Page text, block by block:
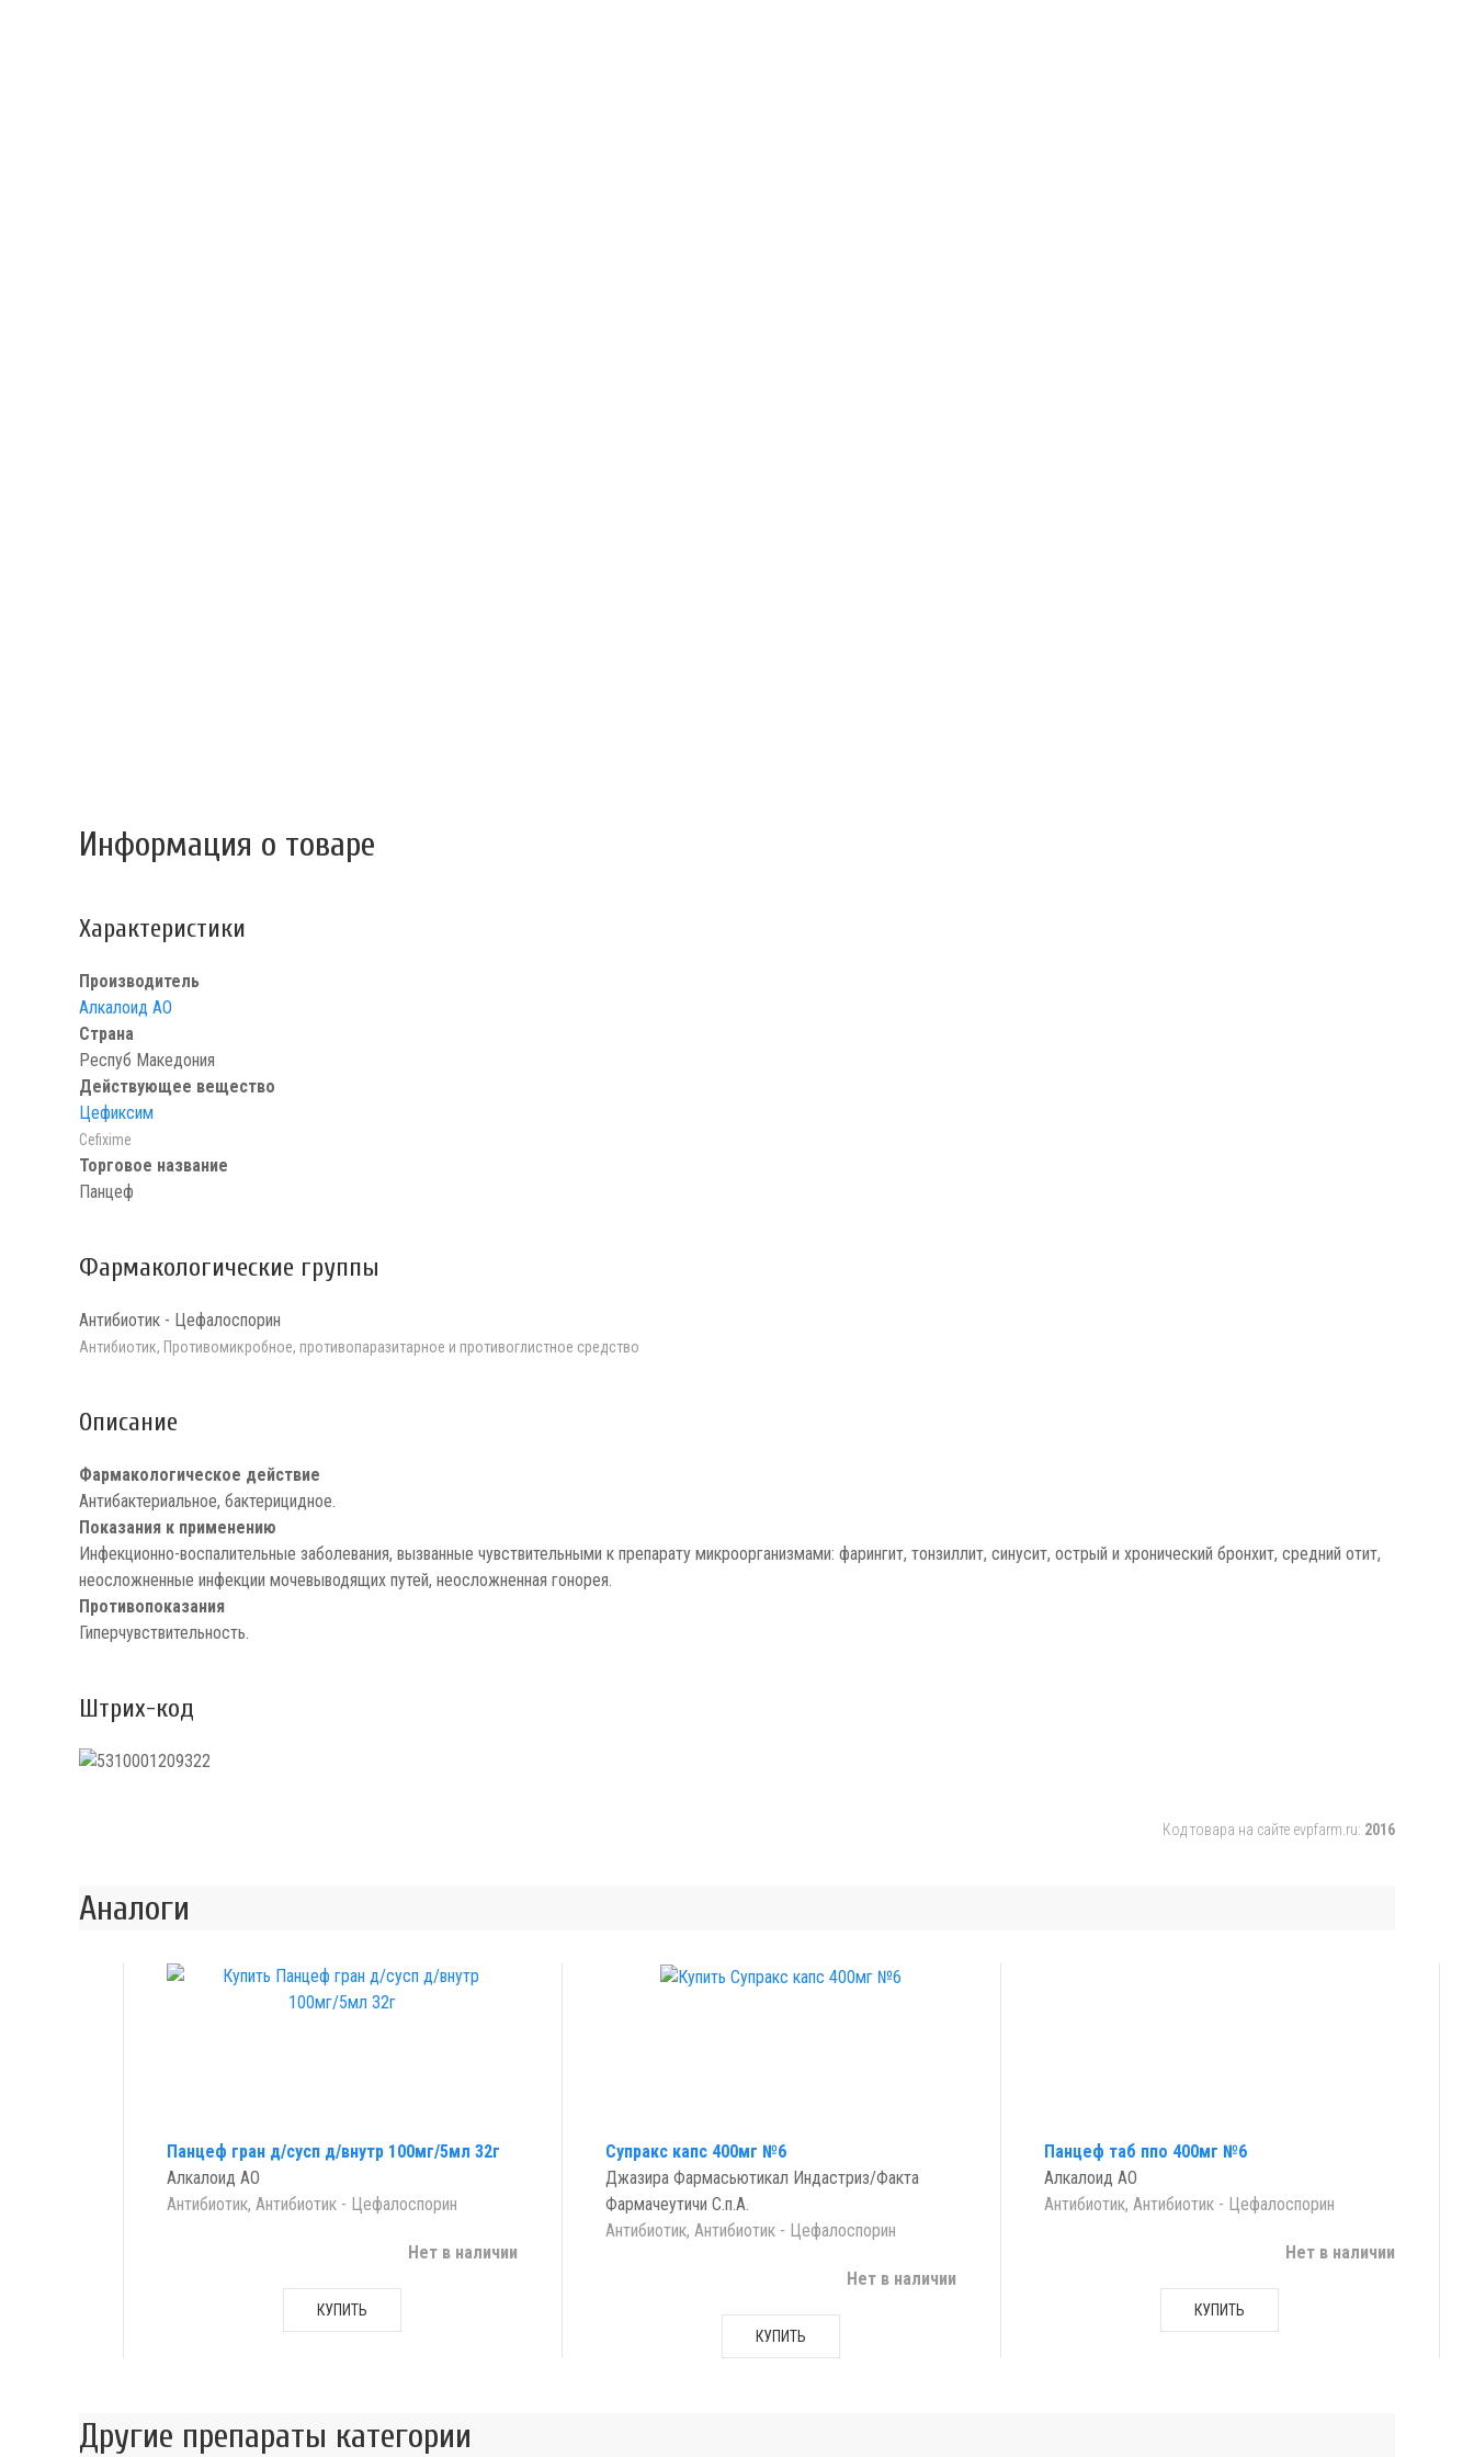
Информация о товаре
Характеристики
Производитель
Алкалоид АО
Страна
Респуб Македония
Действующее вещество
Цефиксим
Cefixime
Торговое название
Панцеф
Фармакологические группы
Антибиотик - Цефалоспорин
Антибиотик, Противомикробное, противопаразитарное и противоглистное средство
Описание
Фармакологическое действие
Антибактериальное, бактерицидное.
Показания к применению
Инфекционно-воспалительные заболевания, вызванные чувствительными к препарату микроорганизмами: фарингит, тонзиллит, синусит, острый и хронический бронхит, средний отит,
неосложненные инфекции мочевыводящих путей, неосложненная гонорея.
Противопоказания
Гиперчувствительность.
Штрих-код
Код товара на сайте evpfarm.ru: 2016
Аналоги
Панцеф гран д/сусп д/внутр 100мг/5мл 32г
Алкалоид АО
Антибиотик, Антибиотик - Цефалоспорин
Нет в наличии
КУПИТЬ
Супракс капс 400мг №6
Джазира Фармасьютикал Индастриз/Факта
Фармачеутичи С.п.А.
Антибиотик, Антибиотик - Цефалоспорин
Нет в наличии
КУПИТЬ
Панцеф таб ппо 400мг №6
Алкалоид АО
Антибиотик, Антибиотик - Цефалоспорин
Нет в наличии
КУПИТЬ
Другие препараты категории